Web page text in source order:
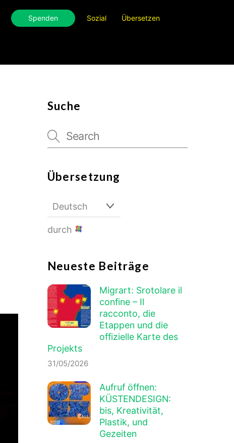
Spenden Sozial Übersetzen
Suche
Übersetzung
durch
Neueste Beiträge
Migrart: Srotolare il
confine – Il
racconto, die
Etappen und die
offizielle Karte des
Projekts
31/05/2026
Aufruf öffnen:
KÜSTENDESIGN:
bis, Kreativität,
Plastik, und
Gezeiten